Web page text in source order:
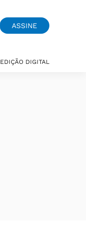
ASSINE
EDIÇÃO DIGITAL